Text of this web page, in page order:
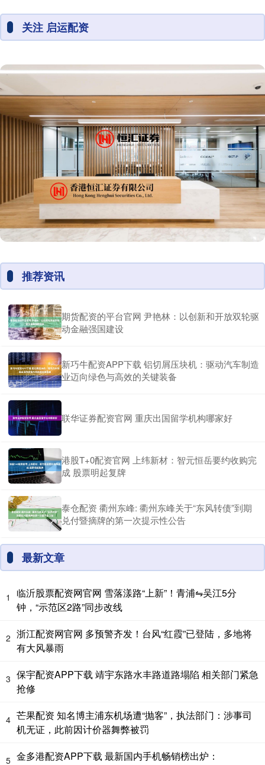
关注 启运配资
推荐资讯
期货配资的平台官网 尹艳林：以创新和开放双轮驱
动金融强国建设
新巧牛配资APP下载 铝切屑压块机：驱动汽车制造
业迈向绿色与高效的关键装备
联华证券配资官网 重庆出国留学机构哪家好
港股T+0配资官网 上纬新材：智元恒岳要约收购完
成 股票明起复牌
泰仓配资 衢州东峰: 衢州东峰关于“东风转债”到期
兑付暨摘牌的第一次提示性公告
最新文章
1
临沂股票配资网官网 雪落漾路“上新”！青浦⇋吴江5分
钟，“示范区2路”同步改线
2 浙江配资网官网 多预警齐发！台风“红霞”已登陆，多地将
有大风暴雨
3 保宇配资APP下载 靖宇东路水丰路道路塌陷 相关部门紧急
抢修
4 芒果配资 知名博主浦东机场遭“抛客”，执法部门：涉事司
机无证，此前因计价器舞弊被罚
5 金多港配资APP下载 最新国内手机畅销榜出炉：